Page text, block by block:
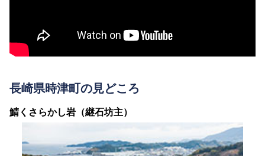
長崎県時津町の見どころ
鯖くさらかし岩（継石坊主）